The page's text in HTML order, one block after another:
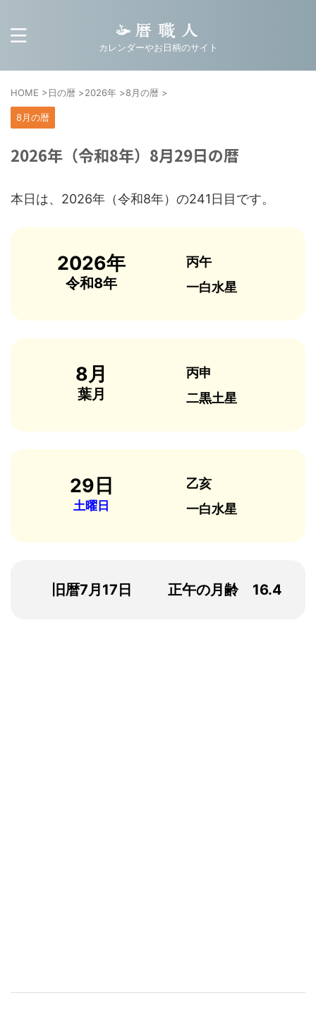
カレンダーやお日柄のサイト
HOME >日の暦 >2026年 >8月の暦 >
8月の暦
2026年（令和8年）8月29日の暦
本日は、2026年（令和8年）の241日目です。
2026年
令和8年
丙午
一白水星
8月
葉月
丙申
二黒土星
29日
土曜日
乙亥
一白水星
旧暦7月17日 正午の月齢 16.4